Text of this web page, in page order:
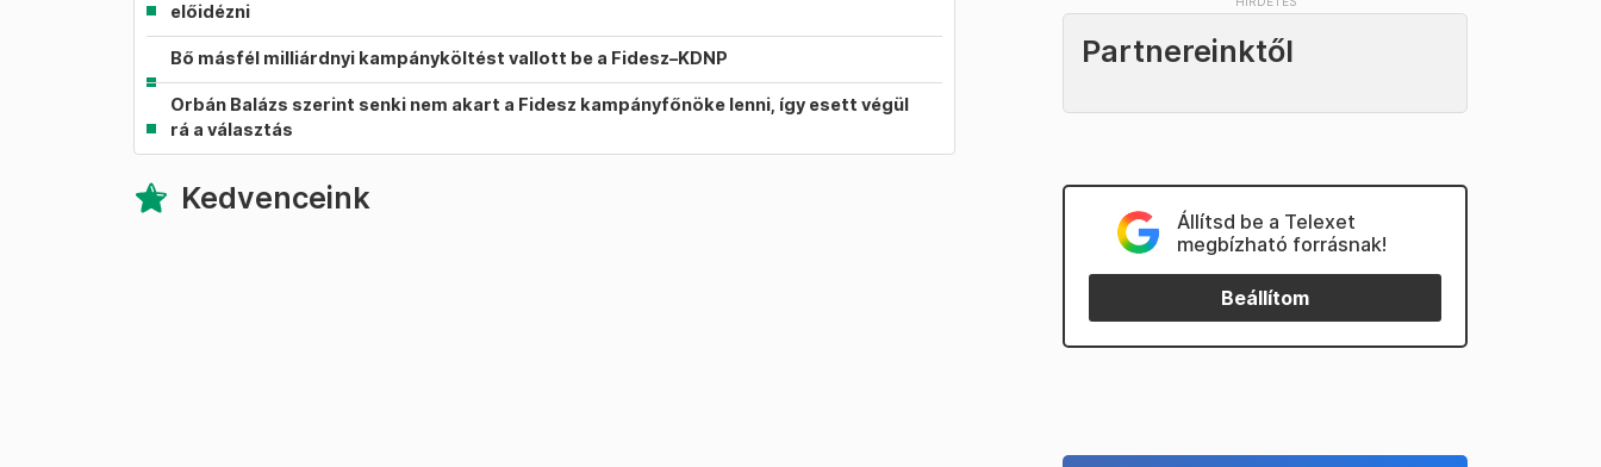
előidézni
Bő másfél milliárdnyi kampányköltést vallott be a Fidesz–KDNP
Orbán Balázs szerint senki nem akart a Fidesz kampányfőnöke lenni, így esett végül
rá a választás
Kedvenceink
Partnereinktől
Állítsd be a Telexet
megbízható forrásnak!
Beállítom